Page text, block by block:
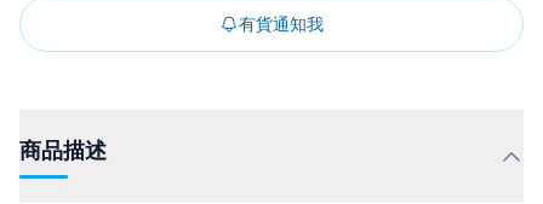
有貨通知我
商品描述